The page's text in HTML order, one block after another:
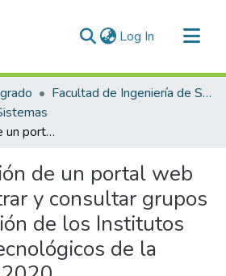
Log In (current)
Facultad de Ingeniería de Sistemas
Implementación de un portal web para administrar y consultar grupos de investigación de los Institutos Superiores Tecnológicos de la Región Puno 2020
de un portal web
y consultar grupos
de los Institutos
de la